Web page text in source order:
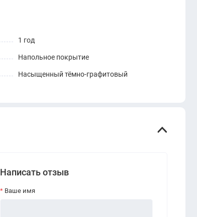
1 год
Напольное покрытие
Насыщенный тёмно-графитовый
Написать отзыв
Ваше имя